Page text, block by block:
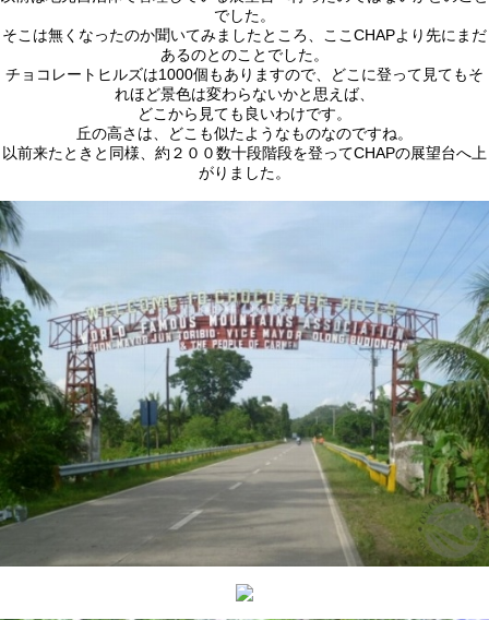
でした。
そこは無くなったのか聞いてみましたところ、ここCHAPより先にまだ
あるのとのことでした。
チョコレートヒルズは1000個もありますので、どこに登って見てもそ
れほど景色は変わらないかと思えば、
どこから見ても良いわけです。
丘の高さは、どこも似たようなものなのですね。
以前来たときと同様、約２００数十段階段を登ってCHAPの展望台へ上
がりました。